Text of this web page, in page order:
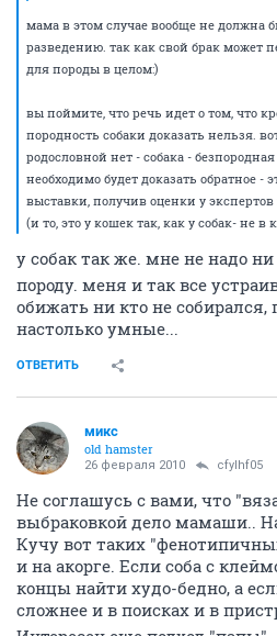
мама в этом случае вообще не должна
разведению. так как свой брак может
для породы в целом:)
вы поймите, что речь идет о том, что
породность собаки доказать нельзя.
родословной нет - собака -
необходимо будет доказать обратное -
выставки, получив оценки у
(и то, это у кошек так, как у собак- не в
у собак так же. мне не надо
породу. меня и так все
обижать ни кто не собирался,
настолько умные...
ОТВЕТИТЬ
микс
old hamster
26 февраля 2010 cfylhf05
Не соглашусь с вами, что
выбраковкой дело мамаши..
Кучу вот таких
и на акорге. Если соба с
концы найти худо-бедно, а
сложнее и в поисках и в